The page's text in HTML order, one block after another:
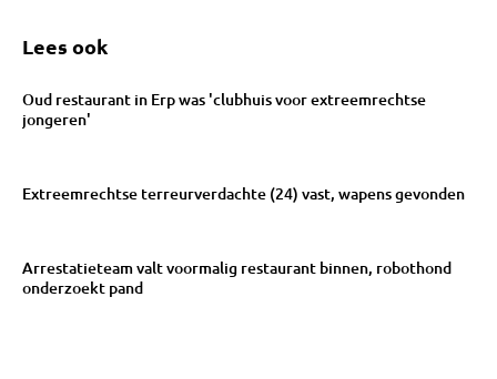
Lees ook
Oud restaurant in Erp was 'clubhuis voor extreemrechtse
jongeren'
Extreemrechtse terreurverdachte (24) vast, wapens gevonden
Arrestatieteam valt voormalig restaurant binnen, robothond
onderzoekt pand